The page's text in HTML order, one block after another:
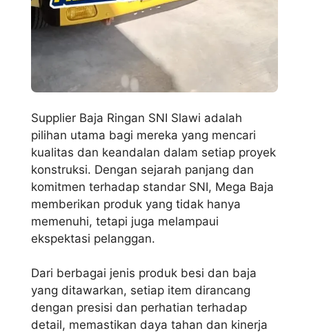
Supplier Baja Ringan SNI Slawi adalah
pilihan utama bagi mereka yang mencari
kualitas dan keandalan dalam setiap proyek
konstruksi. Dengan sejarah panjang dan
komitmen terhadap standar SNI, Mega Baja
memberikan produk yang tidak hanya
memenuhi, tetapi juga melampaui
ekspektasi pelanggan.
Dari berbagai jenis produk besi dan baja
yang ditawarkan, setiap item dirancang
dengan presisi dan perhatian terhadap
detail, memastikan daya tahan dan kinerja